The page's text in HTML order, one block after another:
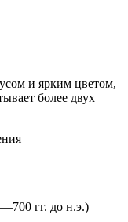
и ярким цветом,
более двух
гг. до н.э.)